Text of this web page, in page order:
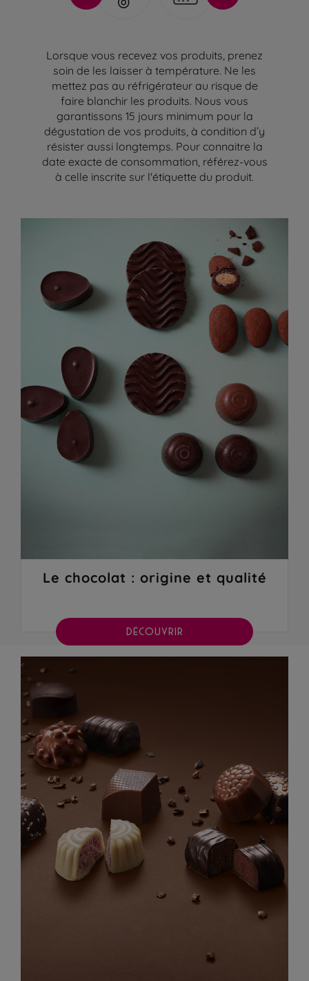
Lorsque vous recevez vos produits, prenez
soin de les laisser à température. Ne les
mettez pas au réfrigérateur au risque de
faire blanchir les produits. Nous vous
garantissons 15 jours minimum pour la
dégustation de vos produits, à condition d’y
résister aussi longtemps. Pour connaitre la
date exacte de consommation, référez-vous
à celle inscrite sur l'étiquette du produit.
Le chocolat : origine et qualité
DÉCOUVRIR